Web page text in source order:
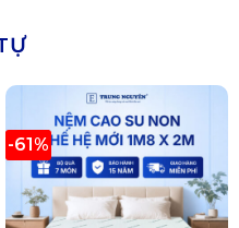
-61%